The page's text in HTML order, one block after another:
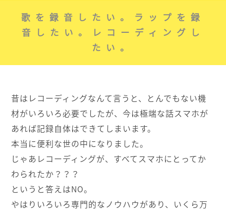
歌を録音したい。ラップを録
音したい。レコーディングし
たい。
昔はレコーディングなんて言うと、とんでもない機
材がいろいろ必要でしたが、今は極端な話スマホが
あれば記録自体はできてしまいます。
本当に便利な世の中になりました。
じゃあレコーディングが、すべてスマホにとってか
わられたか？？？
というと答えはNO。
やはりいろいろ専門的なノウハウがあり、いくら万